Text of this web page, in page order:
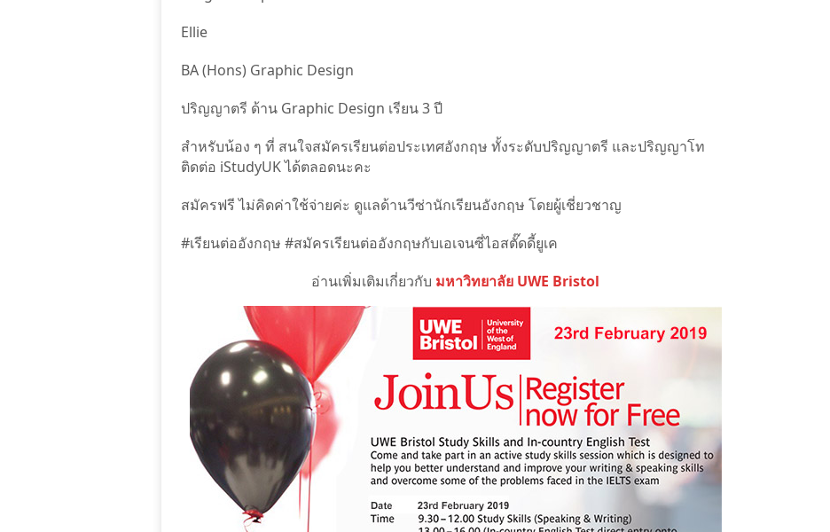
Ellie
BA (Hons) Graphic Design
ปริญญาตรี ด้าน Graphic Design เรียน 3 ปี
สำหรับน้อง ๆ ที่ สนใจสมัครเรียนต่อประเทศอังกฤษ ทั้งระดับปริญญาตรี และปริญญาโท
ติดต่อ iStudyUK ได้ตลอดนะคะ
สมัครฟรี ไม่คิดค่าใช้จ่ายค่ะ ดูแลด้านวีซ่านักเรียนอังกฤษ โดยผู้เชี่ยวชาญ
#เรียนต่ออังกฤษ #สมัครเรียนต่ออังกฤษกับเอเจนซี่ไอสตั๊ดดี้ยูเค
อ่านเพิ่มเติมเกี่ยวกับ มหาวิทยาลัย UWE Bristol